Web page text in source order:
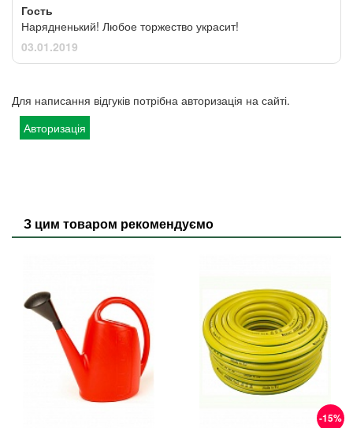
Гость
Нарядненький! Любое торжество украсит!
03.01.2019
Для написання відгуків потрібна авторизація на сайті.
Авторизація
З цим товаром рекомендуємо
-15%